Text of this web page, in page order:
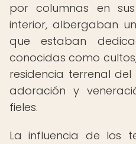
por columnas en
interior, albergaban
que estaban
conocidas como
residencia terrenal
adoración y
fieles.
La influencia de los